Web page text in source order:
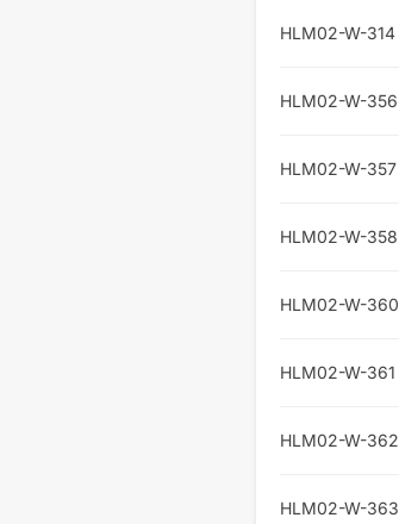
HLM02-W-314
HLM02-W-356
HLM02-W-357
HLM02-W-358
HLM02-W-360
HLM02-W-361
HLM02-W-362
HLM02-W-363